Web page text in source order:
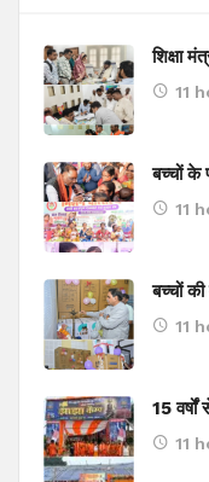
शिक्षा
11
बच्चों के
11
बच्चों
11
15
11